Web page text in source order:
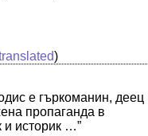
)
e гъркоманин, деец
пропаганда в
и историк …”